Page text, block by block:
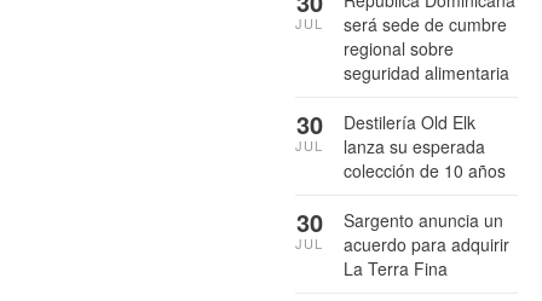
será sede de cumbre
regional sobre
seguridad alimentaria
JUL
Destilería Old Elk
lanza su esperada
colección de 10 años
30
JUL
Sargento anuncia un
acuerdo para adquirir
La Terra Fina
30
JUL